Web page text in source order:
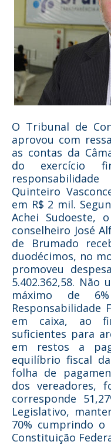
O Tribunal de
aprovou com
as contas da
do exercício
Quinteiro
em R$ 2 mil.
Achei Sudoeste,
conselheiro José
de Brumado
duodécimos, no
promoveu
5.402.362,58.
máximo de
Responsabilidade
em caixa, ao
suficientes para
em restos a
equilíbrio fiscal
folha de
dos vereadores,
corresponde
Legislativo,
70% cumprindo
Constituição